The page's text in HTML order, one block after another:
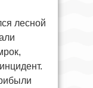
лесной